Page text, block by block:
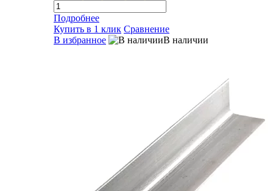
Подробнее
Купить в 1 клик Сравнение
В избранное
В наличии